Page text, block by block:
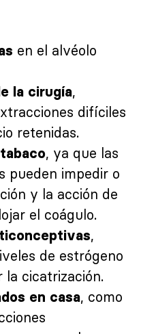
en el alvéolo
la cirugía,
difíciles
retenidas.
, ya que las
pueden impedir o
y la acción de
el coágulo.
,
de estrógeno
la cicatrización.
en casa, como